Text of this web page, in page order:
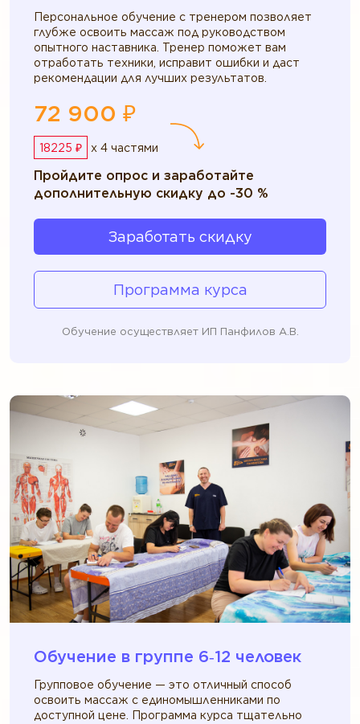
Персональное обучение с тренером позволяет
глубже освоить массаж под руководством
опытного наставника. Тренер поможет вам
отработать техники, исправит ошибки и даст
рекомендации для лучших результатов.
72 900 ₽
18225 ₽ x 4 частями
Пройдите опрос и заработайте
дополнительную скидку до -30 %
Заработать скидку
Программа курса
Обучение осуществляет ИП Панфилов А.В.
Обучение в группе 6‑12 человек
Групповое обучение — это отличный способ
освоить массаж с единомышленниками по
доступной цене. Программа курса тщательно